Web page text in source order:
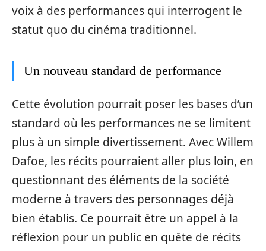
voix à des performances qui interrogent le
statut quo du cinéma traditionnel.
Un nouveau standard de performance
Cette évolution pourrait poser les bases d’un
standard où les performances ne se limitent
plus à un simple divertissement. Avec Willem
Dafoe, les récits pourraient aller plus loin, en
questionnant des éléments de la société
moderne à travers des personnages déjà
bien établis. Ce pourrait être un appel à la
réflexion pour un public en quête de récits